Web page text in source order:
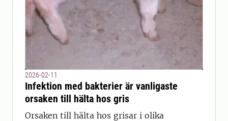
2026-02-11
Infektion med bakterier är vanligaste
orsaken till hälta hos gris
Orsaken till hälta hos grisar i olika